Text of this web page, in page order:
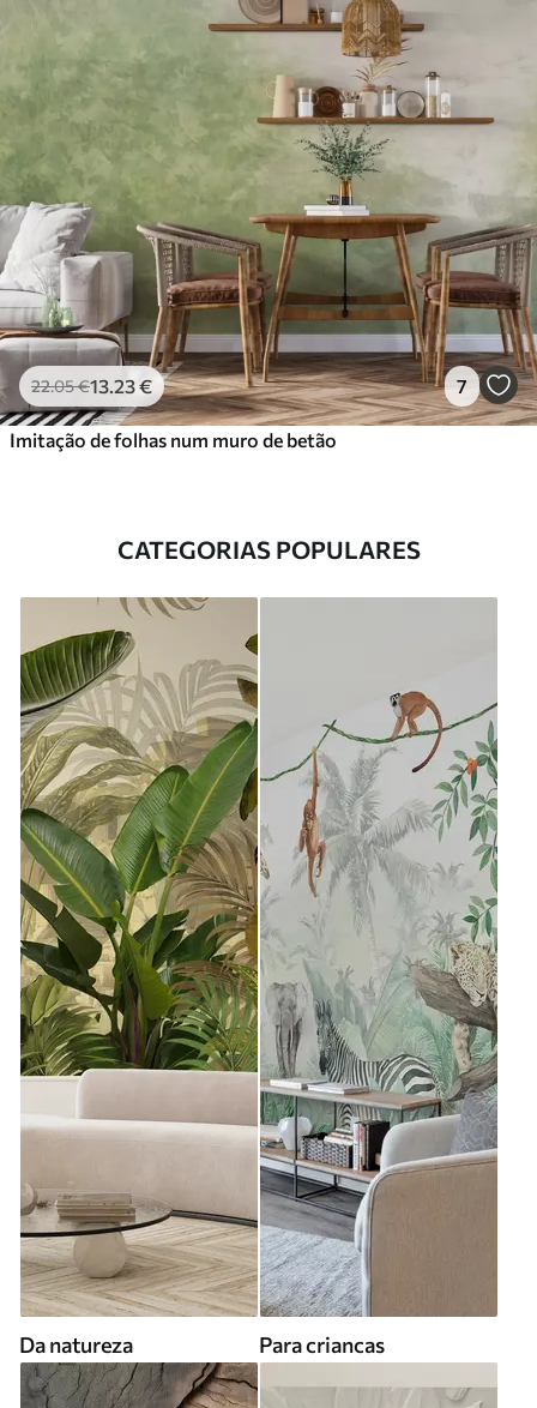
22.05€13 .23€ 7
Imitação de folhas num muro de betão
CATEGORIAS POPULARES
Da natureza Para criancas